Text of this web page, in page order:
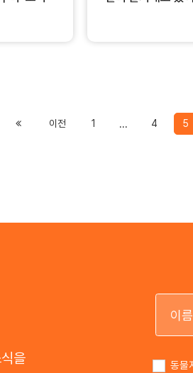
Previous
이전Previous
1 ... 4 5
을
동물